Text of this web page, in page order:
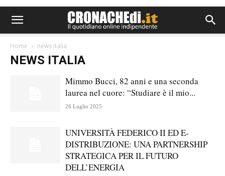
Home news italia
NEWS ITALIA
Mimmo Bucci, 82 anni e una seconda
laurea nel cuore: “Studiare è il mio...
26 Luglio 2025
UNIVERSITÀ FEDERICO II ED E-
DISTRIBUZIONE: UNA PARTNERSHIP
STRATEGICA PER IL FUTURO
DELL’ENERGIA